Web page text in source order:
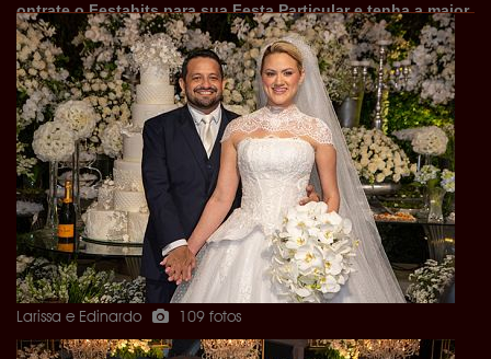
ontrate o Festahits para sua Festa Particular e tenha a maior
e melhor cobertura do estado!
- Twitter -https://twitter.com/festahits
- Instagram -http://instagram.com/festahits#
- Fan Page -https://www.facebook.com/sitefestahits
Larissa e Edinardo 109 fotos